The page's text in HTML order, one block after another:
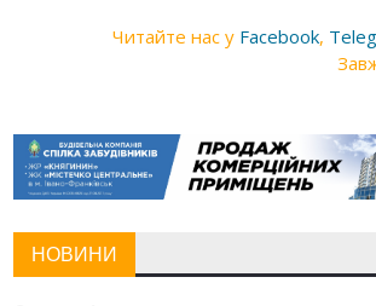
Читайте нас у Facebook,
НОВИНИ